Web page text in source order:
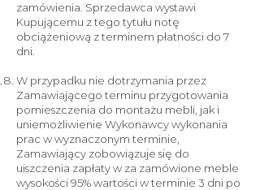
zamówienia. Sprzedawca wystawi
Kupującemu z tego tytułu notę
obciążeniową z terminem płatności do 7
dni.
W przypadku nie dotrzymania przez
Zamawiającego terminu przygotowania
pomieszczenia do montażu mebli, jak i
uniemożliwienie Wykonawcy wykonania
prac w wyznaczonym terminie,
Zamawiający zobowiązuje się do
uiszczenia zapłaty w za zamówione meble
wysokości 95% wartości w terminie 3 dni po